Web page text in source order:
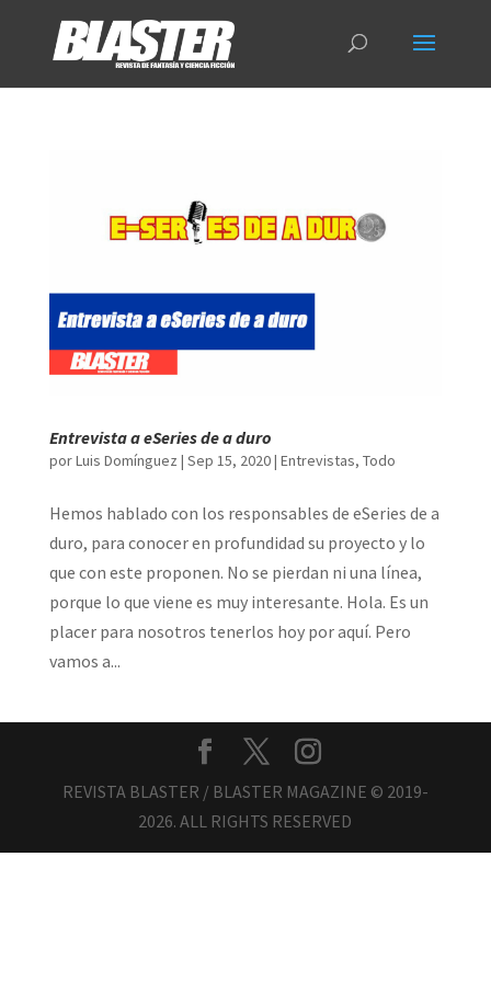
Entrevista a eSeries de a duro
porLuis Domínguez | Sep 15, 2020| Entrevistas, Todo
Hemos hablado con los responsables de eSeries de a
duro, para conocer en profundidad su proyecto y lo
que con este proponen. No se pierdan ni una línea,
porque lo que viene es muy interesante. Hola. Es un
placer para nosotros tenerlos hoy por aquí. Pero
vamos a...
REVISTA BLASTER / BLASTER MAGAZINE © 2019-
2026. ALL RIGHTS RESERVED